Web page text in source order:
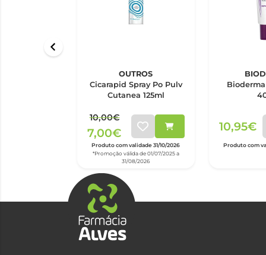
*Promoção válida de 01/07/2025 a
31/08/2026
OUTROS
Cicarapid Spray Po Pulv
Cutanea 125ml
10,00€
7,00€
Produto com validade 31/10/2026
10,95€
Produto com